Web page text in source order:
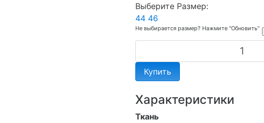
Выберите Размер:
44 46
Не выбирается размер? Нажмите "Обновить"
Купить
Характеристики
Ткань